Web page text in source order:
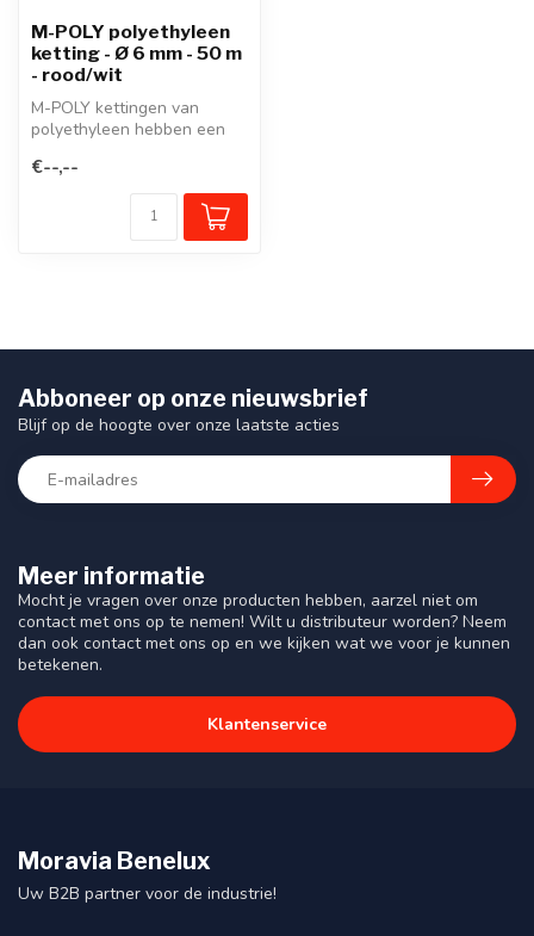
M-POLY polyethyleen
ketting - Ø 6 mm - 50 m
- rood/wit
M-POLY kettingen van
polyethyleen hebben een
signaleringseffect dankz...
€--,--
Meer informatie
Mocht je vragen over onze producten hebben, aarzel niet om
contact met ons op te nemen! Wilt u distributeur worden? Neem
dan ook contact met ons op en we kijken wat we voor je kunnen
betekenen.
Klantenservice
Abboneer op onze nieuwsbrief
Blijf op de hoogte over onze laatste acties
Moravia Benelux
Uw B2B partner voor de industrie!